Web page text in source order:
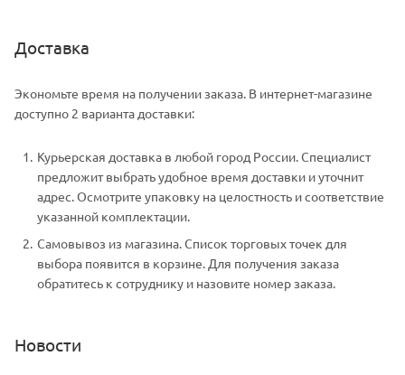
Доставка
Экономьте время на получении заказа. В интернет-магазине
доступно 2 варианта доставки:
Курьерская доставка в любой город России. Специалист
предложит выбрать удобное время доставки и уточнит
адрес. Осмотрите упаковку на целостность и соответствие
указанной комплектации.
Самовывоз из магазина. Список торговых точек для
выбора появится в корзине. Для получения заказа
обратитесь к сотруднику и назовите номер заказа.
Новости